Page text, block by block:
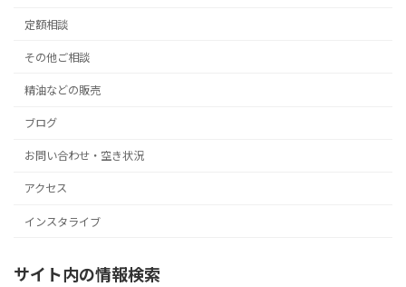
定額相談
その他ご相談
精油などの販売
ブログ
お問い合わせ・空き状況
アクセス
インスタライブ
サイト内の情報検索